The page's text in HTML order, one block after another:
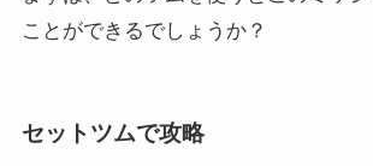
ことができるでしょうか？
セットツムで攻略